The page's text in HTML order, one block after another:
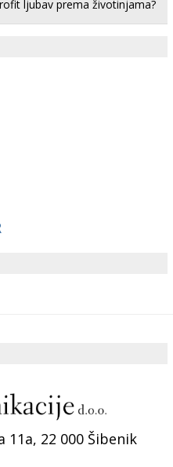
ljubav prema životinjama?
22 000 Šibenik